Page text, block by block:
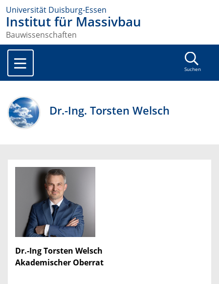
Universität Duisburg-Essen
Institut für Massivbau
Bauwissenschaften
Suchen
Dr.-Ing. Torsten Welsch
Dr.-Ing Torsten Welsch
Akademischer Oberrat